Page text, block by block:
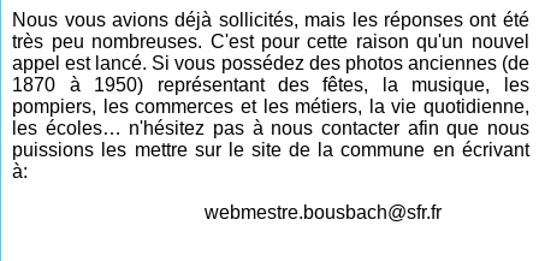
Nous vous avions déjà sollicités, mais les réponses ont été
très peu nombreuses. C'est pour cette raison qu'un nouvel
appel est lancé. Si vous possédez des photos anciennes (de
1870 à 1950) représentant des fêtes, la musique, les
pompiers, les commerces et les métiers, la vie quotidienne,
les écoles… n'hésitez pas à nous contacter afin que nous
puissions les mettre sur le site de la commune en écrivant
à:
webmestre.bousbach@sfr.fr